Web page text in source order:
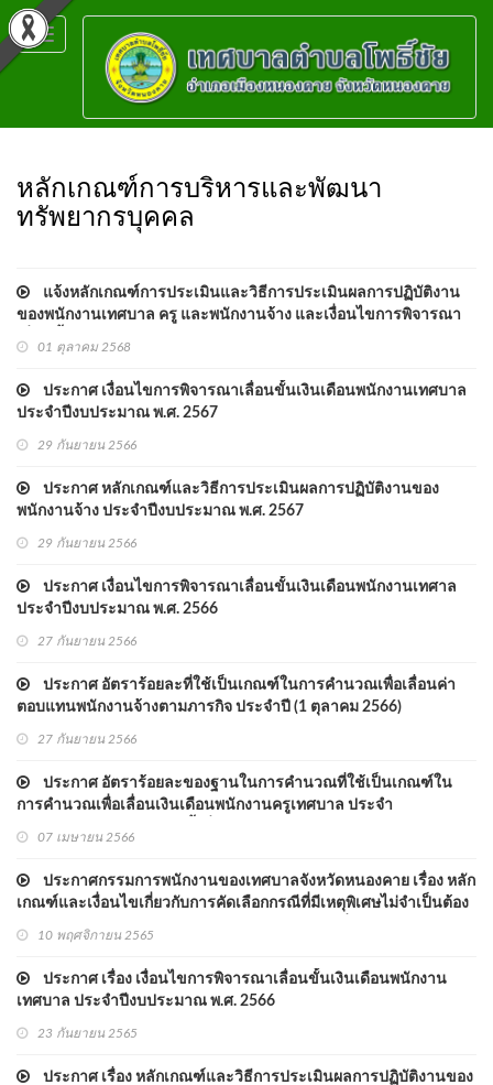
Toggle
navigation
หลักเกณฑ์การบริหารและพัฒนา
ทรัพยากรบุคคล
แจ้งหลักเกณฑ์การประเมินและวิธีการประเมินผลการปฏิบัติงาน
ของพนักงานเทศบาล ครู และพนักงานจ้าง และเงื่อนไขการพิจารณา
01 ตุลาคม 2568
ประกาศ เงื่อนไขการพิจารณาเลื่อนขั้นเงินเดือนพนักงานเทศบาล
ประจำปีงบประมาณ พ.ศ. 2567
29 กันยายน 2566
ประกาศ หลักเกณฑ์และวิธีการประเมินผลการปฏิบัติงานของ
พนักงานจ้าง ประจำปีงบประมาณ พ.ศ. 2567
29 กันยายน 2566
ประกาศ เงื่อนไขการพิจารณาเลื่อนขั้นเงินเดือนพนักงานเทศาล
ประจำปีงบประมาณ พ.ศ. 2566
27 กันยายน 2566
ประกาศ อัตราร้อยละที่ใช้เป็นเกณฑ์ในการคำนวณเพื่อเลื่อนค่า
ตอบแทนพนักงานจ้างตามภารกิจ ประจำปี (1 ตุลาคม 2566)
27 กันยายน 2566
ประกาศ อัตราร้อยละของฐานในการคำนวณที่ใช้เป็นเกณฑ์ใน
การคำนวณเพื่อเลื่อนเงินเดือนพนักงานครูเทศบาล ประจำ
07 เมษายน 2566
ประกาศกรรมการพนักงานของเทศบาลจังหวัดหนองคาย เรื่อง หลัก
เกณฑ์และเงื่อนไขเกี่ยวกับการคัดเลือกกรณีที่มีเหตุพิเศษไม่จำเป็นต้อง
สอบแข่งขันกรณีบรรจุบุคคลากรในสังกัดเทศบาลที่ปฏิบัติงานใน
ราชการเป็นกรณีพิเศ
10 พฤศจิกายน 2565
ประกาศ เรื่อง เงื่อนไขการพิจารณาเลื่อนขั้นเงินเดือนพนักงาน
เทศบาล ประจำปีงบประมาณ พ.ศ. 2566
23 กันยายน 2565
ประกาศ เรื่อง หลักเกณฑ์และวิธีการประเมินผลการปฏิบัติงานของ